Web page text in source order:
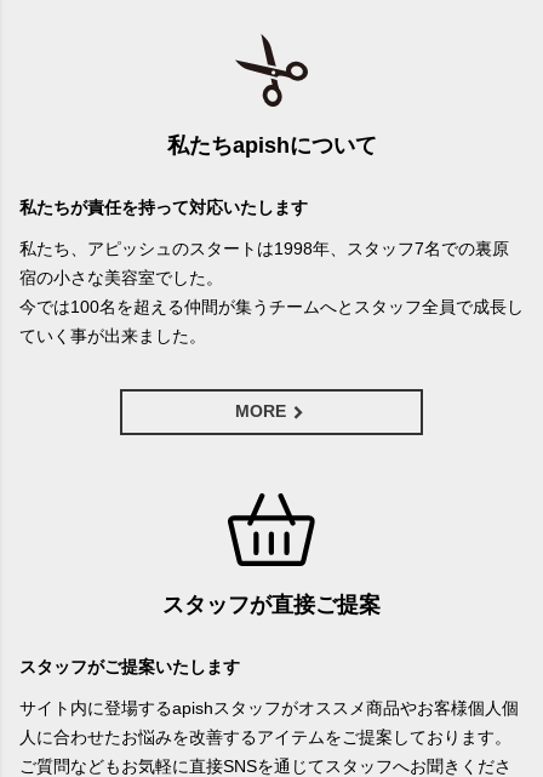
私たちapishについて
私たちが責任を持って対応いたします
私たち、アピッシュのスタートは1998年、スタッフ7名での裏原
宿の小さな美容室でした。
今では100名を超える仲間が集うチームへとスタッフ全員で成長し
ていく事が出来ました。
MORE
スタッフが直接ご提案
スタッフがご提案いたします
サイト内に登場するapishスタッフがオススメ商品やお客様個人個
人に合わせたお悩みを改善するアイテムをご提案しております。
ご質問などもお気軽に直接SNSを通じてスタッフへお聞きくださ